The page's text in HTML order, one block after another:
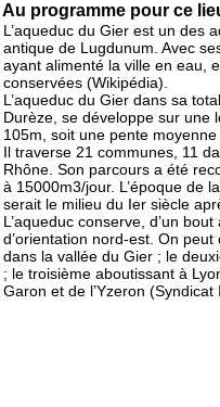
Au programme pour ce
L’aqueduc du Gier est un des
antique de Lugdunum. Avec
ayant alimenté la ville en eau,
conservées (Wikipédia).
L’aqueduc du Gier dans sa
Durèze, se développe sur une
105m, soit une pente
Il traverse 21 communes, 11
Rhône. Son parcours a été
à 15000m3/jour. L’époque de
serait le milieu du Ier siècle
L’aqueduc conserve, d’un
d’orientation nord-est. On
dans la vallée du Gier ; le
; le troisième aboutissant à
Garon et de l’Yzeron